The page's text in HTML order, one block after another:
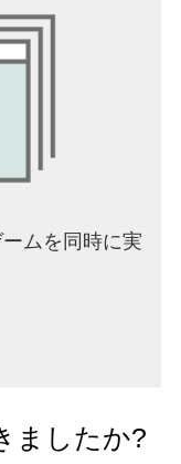
ムを同時に実
ましたか?